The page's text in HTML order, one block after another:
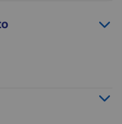
laboratorio de linguas e